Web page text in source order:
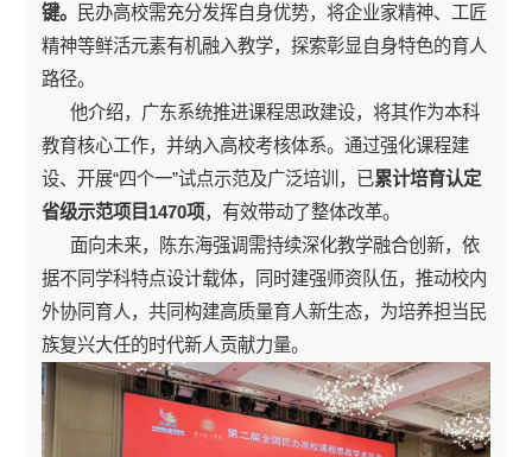
键。
民办高校需充分发挥自身优势，将企业家精神、工匠
精神等鲜活元素有机融入教学，探索彰显自身特色的育人
路径。
他介绍，广东系统推进课程思政建设，将其作为本科
教育核心工作，并纳入高校考核体系。通过强化课程建
设、开展“四个一”试点示范及广泛培训，已累计培育认定
省级示范项目1470项，有效带动了整体改革。
面向未来，陈东海强调需持续深化教学融合创新，依
据不同学科特点设计载体，同时建强师资队伍，推动校内
外协同育人，共同构建高质量育人新生态，为培养担当民
族复兴大任的时代新人贡献力量。